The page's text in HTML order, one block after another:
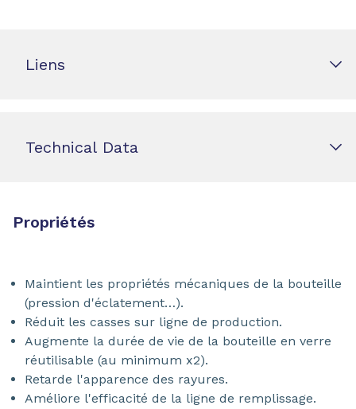
Liens
Technical Data
Propriétés
Maintient les propriétés mécaniques de la bouteille
(pression d'éclatement…).
Réduit les casses sur ligne de production.
Augmente la durée de vie de la bouteille en verre
réutilisable (au minimum x2).
Retarde l'apparence des rayures.
Améliore l'efficacité de la ligne de remplissage.